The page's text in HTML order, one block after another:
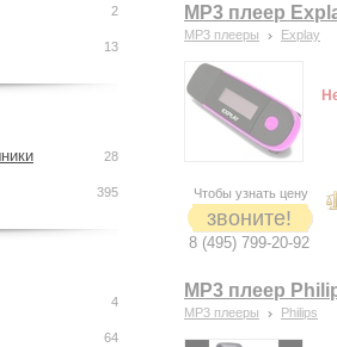
MP3 плеер
MP3 плееры Explay
Чтобы узнать цену
звоните!
8 (495) 799-20-92
MP3 плеер
MP3 плееры Philips
2
13
28
395
4
64